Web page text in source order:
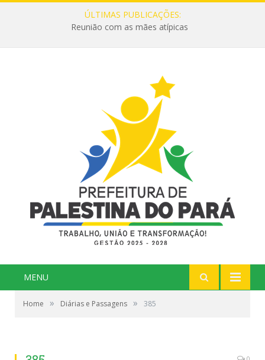
ÚLTIMAS PUBLICAÇÕES:
Reunião com as mães atípicas
MENU
Home » Diárias e Passagens » 385